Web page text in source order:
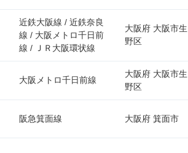
近鉄大阪線 / 近鉄奈良
線 / 大阪メトロ千日前
線 / ＪＲ大阪環状線
大阪府 大阪市生
野区
大阪メトロ千日前線
大阪府 大阪市生
野区
阪急箕面線 大阪府 箕面市